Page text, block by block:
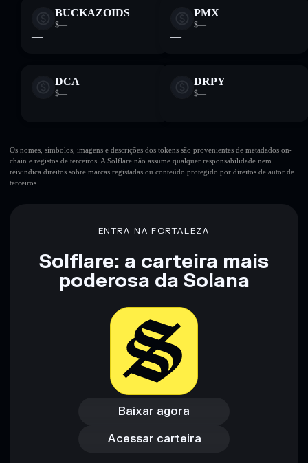
BUCKAZOIDS
$—
—
PMX
$—
—
DCA
$—
—
DRPY
$—
—
Os nomes, símbolos, imagens e descrições dos tokens são provenientes de metadados on-
chain e registos de terceiros. A Solflare não assume qualquer responsabilidade nem
reivindica direitos sobre marcas registadas ou conteúdo protegido por direitos de autor de
terceiros.
ENTRA NA FORTALEZA
Solflare: a carteira mais
poderosa da Solana
Baixar agora
Baixar agora
Acessar carteira
Acessar carteira